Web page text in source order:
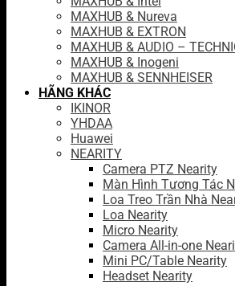
MAXHUB & Nureva
MAXHUB & EXTRON
MAXHUB & AUDIO –
MAXHUB & Inogeni
MAXHUB & SENNHEISER
HÃNG KHÁC
IKINOR
YHDAA
Huawei
NEARITY
Camera PTZ Nearity
Màn Hình Tương Tác
Loa Treo Trần Nhà
Loa Nearity
Micro Nearity
Camera All-in-one
Mini PC/Table Nearity
Headset Nearity